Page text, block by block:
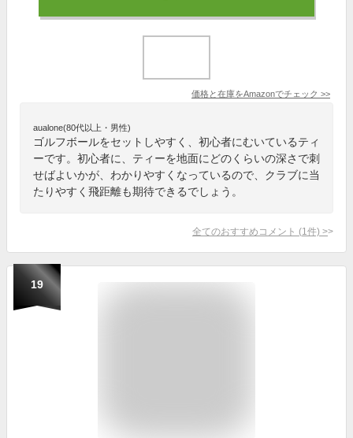
価格と在庫をAmazonでチェック >>
aualone(80代以上・男性)
ゴルフボールをセットしやすく、初心者にむいているティ
ーです。初心者に、ティーを地面にどのくらいの深さで刺
せばよいかが、わかりやすくなっているので、クラブに当
たりやすく飛距離も期待できるでしょう。
全てのおすすめコメント (1 件) >
19